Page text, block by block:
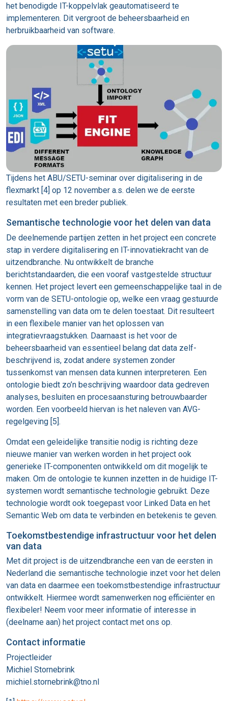
het benodigde IT-koppelvlak geautomatiseerd te
implementeren. Dit vergroot de beheersbaarheid en
herbruikbaarheid van software.
Tijdens het ABU/SETU-seminar over digitalisering in de
flexmarkt [4] op 12 november a.s. delen we de eerste
resultaten met een breder publiek.
Semantische technologie voor het delen van data
De deelnemende partijen zetten in het project een concrete
stap in verdere digitalisering en IT-innovatiekracht van de
uitzendbranche. Nu ontwikkelt de branche
berichtstandaarden, die een vooraf vastgestelde structuur
kennen. Het project levert een gemeenschappelijke taal in de
vorm van de SETU-ontologie op, welke een vraag gestuurde
samenstelling van data om te delen toestaat. Dit resulteert
in een flexibele manier van het oplossen van
integratievraagstukken. Daarnaast is het voor de
beheersbaarheid van essentieel belang dat data zelf-
beschrijvend is, zodat andere systemen zonder
tussenkomst van mensen data kunnen interpreteren. Een
ontologie biedt zo’n beschrijving waardoor data gedreven
analyses, besluiten en procesaansturing betrouwbaarder
worden. Een voorbeeld hiervan is het naleven van AVG-
regelgeving [5].
Omdat een geleidelijke transitie nodig is richting deze
nieuwe manier van werken worden in het project ook
generieke IT-componenten ontwikkeld om dit mogelijk te
maken. Om de ontologie te kunnen inzetten in de huidige IT-
systemen wordt semantische technologie gebruikt. Deze
technologie wordt ook toegepast voor Linked Data en het
Semantic Web om data te verbinden en betekenis te geven.
Toekomstbestendige infrastructuur voor het delen
van data
Met dit project is de uitzendbranche een van de eersten in
Nederland die semantische technologie inzet voor het delen
van data en daarmee een toekomstbestendige infrastructuur
ontwikkelt. Hiermee wordt samenwerken nog efficiënter en
flexibeler! Neem voor meer informatie of interesse in
(deelname aan) het project contact met ons op.
Contact informatie
Projectleider
Michiel Stornebrink
michiel.stornebrink@tno.nl